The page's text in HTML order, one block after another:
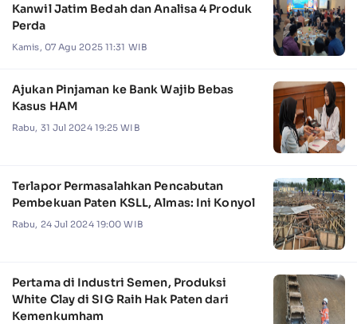
Kanwil Jatim Bedah dan Analisa 4 Produk
Perda
Kamis, 07 Agu 2025 11:31 WIB
Ajukan Pinjaman ke Bank Wajib Bebas
Kasus HAM
Rabu, 31 Jul 2024 19:25 WIB
Terlapor Permasalahkan Pencabutan
Pembekuan Paten KSLL, Almas: Ini Konyol
Rabu, 24 Jul 2024 19:00 WIB
Pertama di Industri Semen, Produksi
White Clay di SIG Raih Hak Paten dari
Kemenkumham